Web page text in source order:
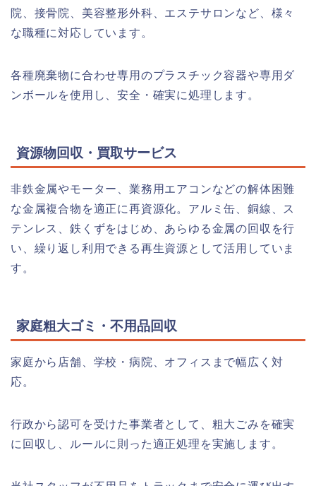
院、接骨院、美容整形外科、エステサロンなど、様々
な職種に対応しています。
各種廃棄物に合わせ専用のプラスチック容器や専用ダ
ンボールを使用し、安全・確実に処理します。
資源物回収・買取サービス
非鉄金属やモーター、業務用エアコンなどの解体困難
な金属複合物を適正に再資源化。アルミ缶、銅線、ス
テンレス、鉄くずをはじめ、あらゆる金属の回収を行
い、繰り返し利用できる再生資源として活用していま
す。
家庭粗大ゴミ・不用品回収
家庭から店舗、学校・病院、オフィスまで幅広く対
応。
行政から認可を受けた事業者として、粗大ごみを確実
に回収し、ルールに則った適正処理を実施します。